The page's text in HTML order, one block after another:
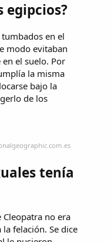
egipcios?
en el
modo evitaban
el suelo. Por
la misma
bajo la
de los
tenía
no era
felación. Se dice